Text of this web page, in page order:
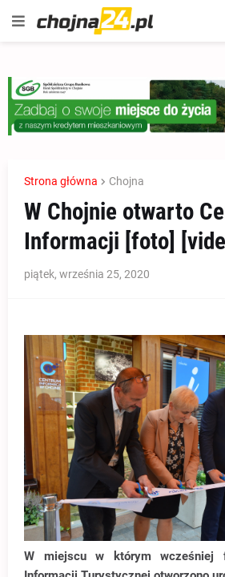
Strona główna Chojna
W Chojnie otwarto
Informacji [foto]
piątek, września 25, 2020
W miejscu w którym wcześniej